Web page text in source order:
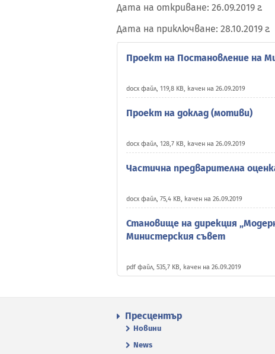
Дата на откриване: 26.09.2019 г.
Дата на приключване: 28.10.2019 г.
Проект на Постановление на
docx файл, 119,8 KB, качен на 26.09.2019
Проект на доклад (мотиви)
docx файл, 128,7 KB, качен на 26.09.2019
Частична предварителна
docx файл, 75,4 KB, качен на 26.09.2019
Становище на дирекция
Министерския съвет
pdf файл, 535,7 KB, качен на 26.09.2019
Пресцентър
Новини
News